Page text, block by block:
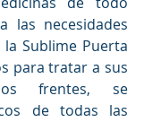
las necesidades
Sublime Puerta
para tratar a sus
frentes, se
de todas las